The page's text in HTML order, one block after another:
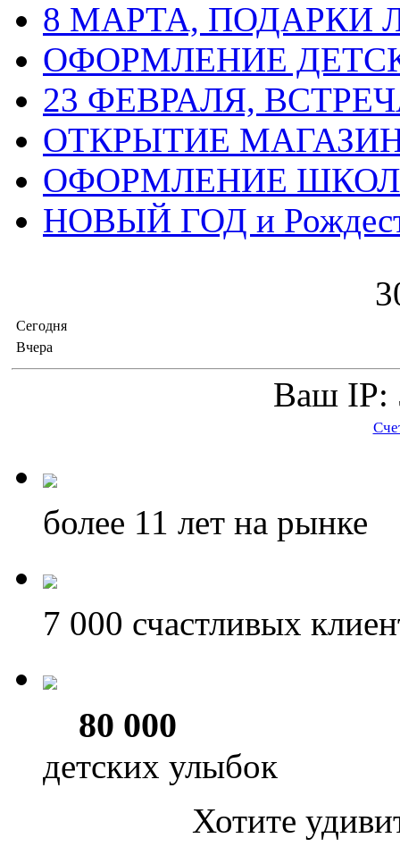
8 МАРТА,
ОФОРМЛЕНИЕ
23 ФЕВРАЛЯ,
ОТКРЫТИЕ
ОФОРМЛЕНИЕ
НОВЫЙ ГОД и
3
Сегодня
Вчера
Ваш IP:
более 11 лет на рынке
7 000 счастливых
80 000
детских улыбок
Хотите